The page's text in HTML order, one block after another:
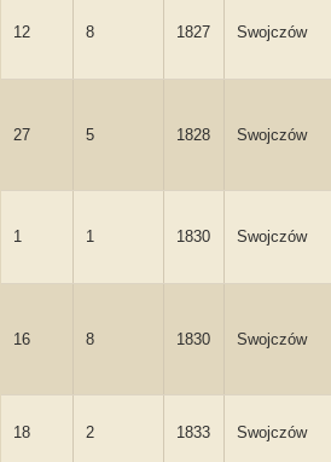
12 8 1827 Swojczów
27 5 1828 Swojczów
1 1 1830 Swojczów
16 8 1830 Swojczów
18 2 1833 Swojczów